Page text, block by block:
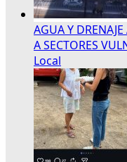
AGUA Y
A SECTORES
Local